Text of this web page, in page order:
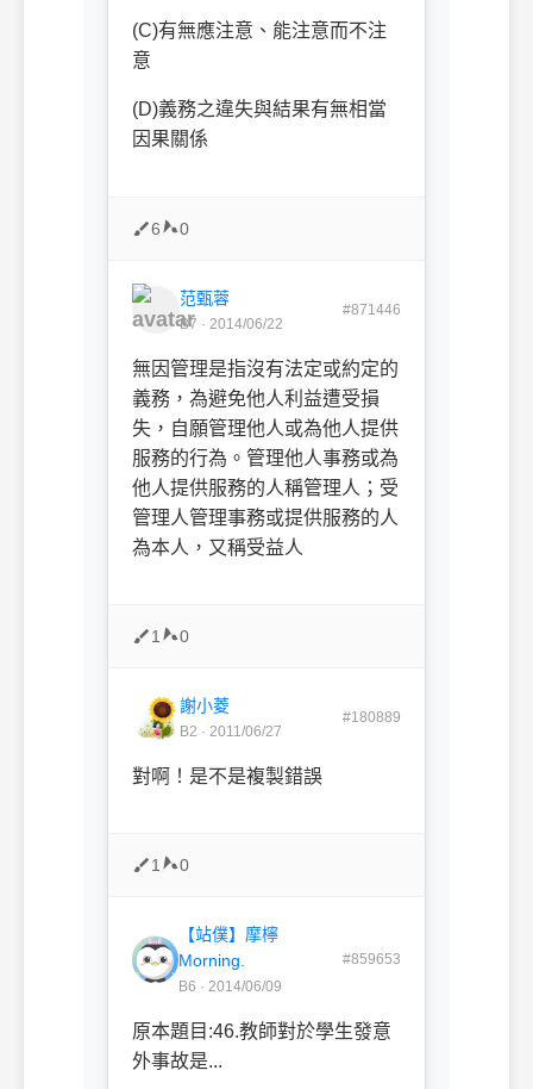
(C)有無應注意、能注意而不注
意
(D)義務之違失與結果有無相當
因果關係
6 0
范甄蓉
B7 · 2014/06/22
#871446
無因管理是指沒有法定或約定的
義務，為避免他人利益遭受損
失，自願管理他人或為他人提供
服務的行為。管理他人事務或為
他人提供服務的人稱管理人；受
管理人管理事務或提供服務的人
為本人，又稱受益人
1 0
謝小菱
B2 · 2011/06/27
#180889
對啊！是不是複製錯誤
1 0
【站僕】摩檸
Morning.
B6 · 2014/06/09
#859653
原本題目:46.教師對於學生發意
外事故是...